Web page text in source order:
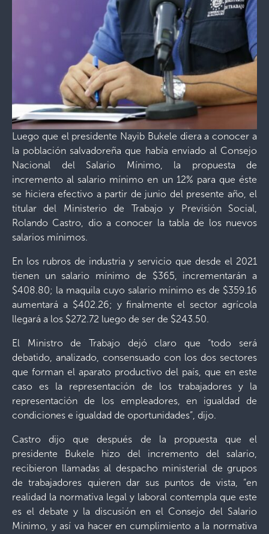
Luego que el presidente Nayib Bukele diera a conocer a
la población salvadoreña que había enviado al Consejo
Nacional del Salario Mínimo, la propuesta de
incremento al salario mínimo en un 12% para que éste
se hiciera efectivo a partir de junio del presente año, el
titular del Ministerio de Trabajo y Previsión Social,
Rolando Castro, dio a conocer la tabla de los nuevos
salarios mínimos.
En los rubros de industria y servicio que desde el 2021
tienen un salario mínimo de $365, incrementarán a
$408.80; la maquila cuyo salario mínimo es de $359.16
aumentará a $402.26; y finalmente el sector agrícola
llegará a los $272.72 luego de ser de $243.50.
El Ministro de Trabajo dejó claro que “todo será
debatido, analizado, consensuado con los dos sectores
que forman el aparato productivo del país, que en este
caso es la representación de los trabajadores y la
representación de los empleadores, en igualdad de
condiciones e igualdad de oportunidades”, dijo.
Castro dijo que después de la propuesta que el
presidente Bukele hizo del incremento del salario,
recibieron llamadas al despacho ministerial de grupos
de trabajadores quieren dar sus puntos de vista, “en
realidad la normativa legal y laboral contempla que este
es el debate y la discusión en el Consejo del Salario
Mínimo, y así va hacer en cumplimiento a la normativa